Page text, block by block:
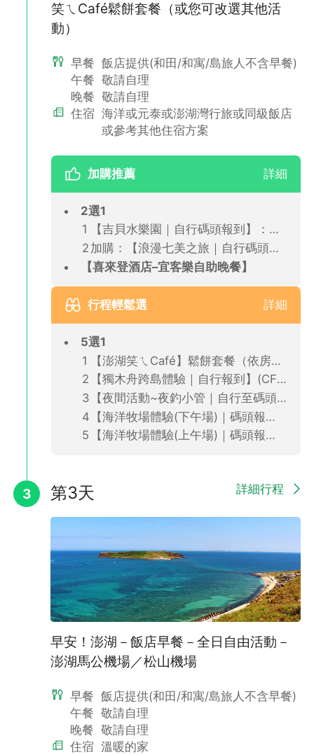
✅自選~【五星專案不指定】：連續兩晚入住喜來登或澎澄，恕不
接受指定，敬請見諒。
🏨澎湖福朋喜來登酒店 (★★★★★)
百匯自助餐廳、酒吧等設施。
🏨 澎澄飯店 (★★★★★)
房等休閒設施。
▲配合政府環保政策，不提供一次性旅宿用品，尚請配合自行攜帶
個人盥洗用品，愛護地球響應綠環保。
笑ㄟCafé鬆餅套餐（或您可改選其他活
動）
早餐 飯店提供(和田/和寓/島旅人不含早餐)
午餐 敬請自理
晚餐 敬請自理
住宿 海洋或元泰或澎湖灣行旅或同級飯店
或參考其他住宿方案
加購推薦 詳細
2選1
【吉貝水樂園｜自行碼頭報到】：水上活動7合1(CFT)
加購：【浪漫七美之旅｜自行碼頭報到】：七美＋望安(CFT)
【喜來登酒店–宜客樂自助晚餐】
行程輕鬆選 詳細
5選1
【澎湖笑ㄟCafé】鬆餅套餐（依房型提供/自由前往）CFT
【獨木舟跨島體驗｜自行報到】(CFT)
【夜間活動~夜釣小管｜自行至碼頭報到】(CFT)
【海洋牧場體驗(下午場)｜碼頭報到】(CFT)
【海洋牧場體驗(上午場)｜碼頭報到】(CFT)
3 第3天 詳細行程
早安！澎湖－飯店早餐－全日自由活動－
澎湖馬公機場／松山機場
早餐 飯店提供(和田/和寓/島旅人不含早餐)
午餐 敬請自理
晚餐 敬請自理
住宿 溫暖的家